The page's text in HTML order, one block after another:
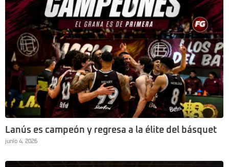
Lanús es campeón y regresa a la élite del básquet
junio 4, 2026